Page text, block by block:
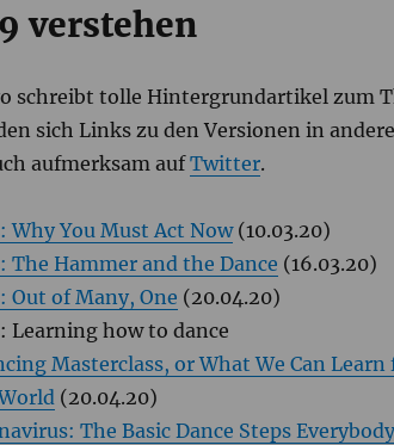
verstehen
schreibt tolle Hintergrundartikel zum
sich Links zu den Versionen in
aufmerksam aufTwitter.
Why You Must Act Now(10.03.20)
The Hammer and the Dance (16.03.20)
Out of Many, One (20.04.20)
Learning how to dance
Masterclass, or What We Can
(20.04.20)
The Basic Dance Steps